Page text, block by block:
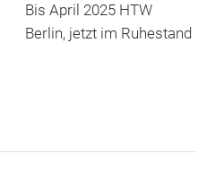
Bis April 2025 HTW
Berlin, jetzt im Ruhestand